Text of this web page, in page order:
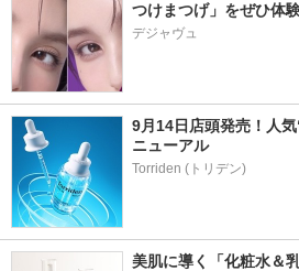
つけまつげ」をぜひ体
デジャヴュ
9月14日店頭発売！人
ニューアル
美肌に導く「化粧水＆